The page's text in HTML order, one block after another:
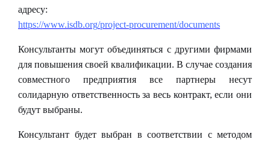
адресу:
https://www.isdb.org/project-procurement/documents
Консультанты могут объединяться с другими фирмами
для повышения своей квалификации. В случае создания
совместного предприятия все партнеры несут
солидарную ответственность за весь контракт, если они
будут выбраны.
Консультант будет выбран в соответствии с методом